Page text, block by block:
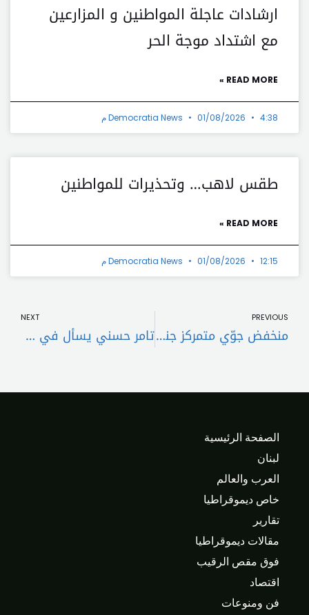
ارشادات عاجلة المواطنين و المزارعين
مع اشتداد موجة الحر
READ MORE »
Democratia News 01/08/2026 4:38 م
طقس لاهب… وتحذيرات للمواطنين
READ MORE »
Democratia News 01/08/2026 12:15 م
PREVIOUS
منخفض جوّي متمركز جنوب تركيا يؤثر تدريجيًا على لبنان والحوض الشرقي للمتوسّط
NEXT
تامر حسني يسأل في جديده: “موحشتكيش؟”
الصفحة الرئيسية
لبنان
العرب والعالم
خاص ديموقراطيا
تقارير
مقالات ديموقراطيا
فوق مقص الرقيب
اقتصاد
فن ومنوعات